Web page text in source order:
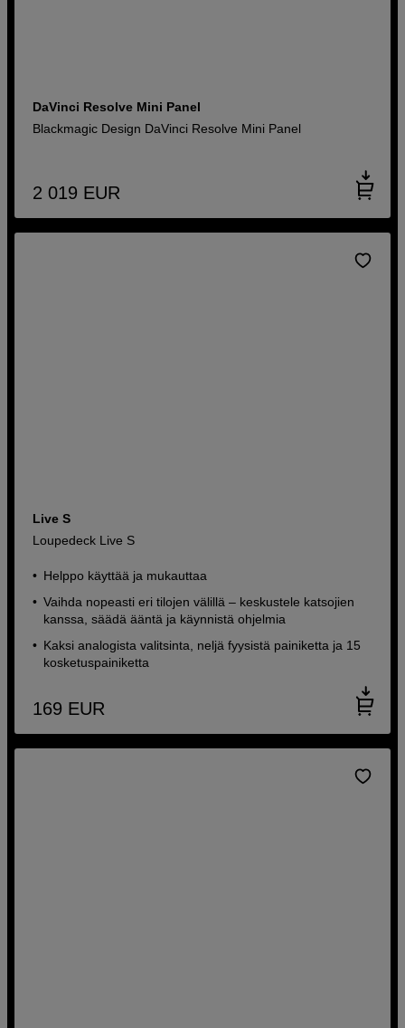
DaVinci Resolve Mini Panel
Blackmagic Design DaVinci Resolve Mini Panel
2 019 EUR
Live S
Loupedeck Live S
Helppo käyttää ja mukauttaa
Vaihda nopeasti eri tilojen välillä – keskustele katsojien
kanssa, säädä ääntä ja käynnistä ohjelmia
Kaksi analogista valitsinta, neljä fyysistä painiketta ja 15
kosketuspainiketta
169 EUR